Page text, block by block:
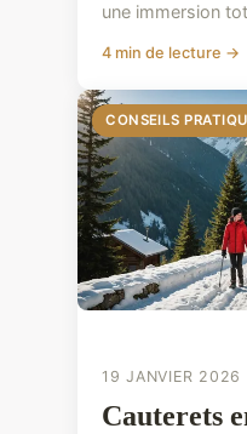
une immersion
4 min de lecture →
CONSEILS
19 JANVIER 2026
Cauterets